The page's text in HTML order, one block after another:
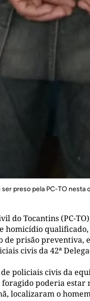
preso pela PC-TO nesta
do Tocantins (PC-
prisão preventiva,
civis da 42ª
policiais civis da
poderia estar
localizaram o